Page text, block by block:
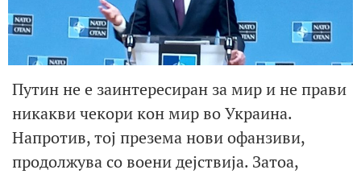
Путин не е заинтересиран за мир и не прави
никакви чекори кон мир во Украина.
Напротив, тој презема нови офанзиви,
продолжува со воени дејствија. Затоа,